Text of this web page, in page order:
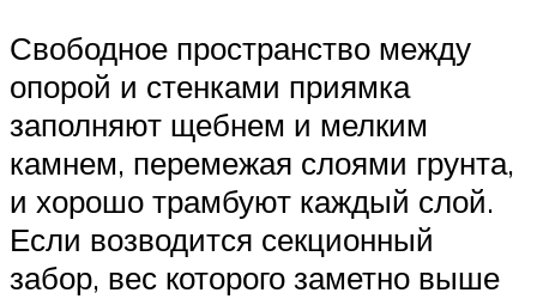
Свободное пространство между
опорой и стенками приямка
заполняют щебнем и мелким
камнем, перемежая слоями грунта,
и хорошо трамбуют каждый слой.
Если возводится секционный
забор, вес которого заметно выше